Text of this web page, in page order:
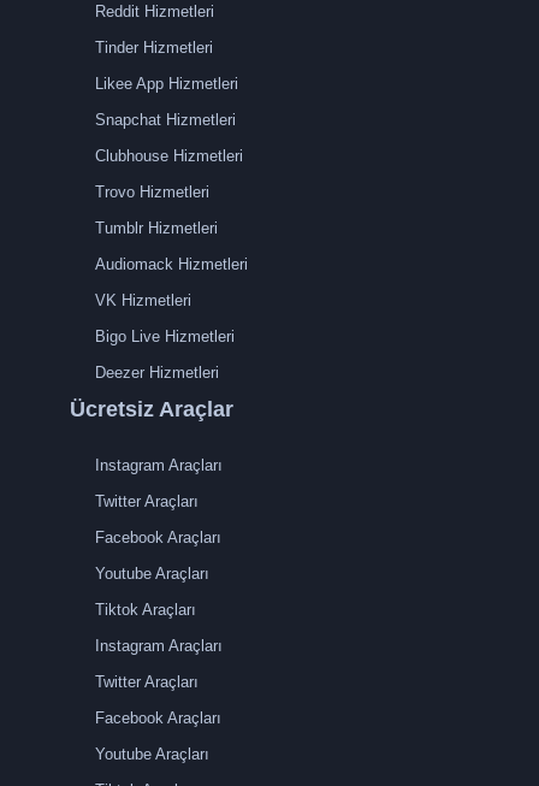
Reddit Hizmetleri
Tinder Hizmetleri
Likee App Hizmetleri
Snapchat Hizmetleri
Clubhouse Hizmetleri
Trovo Hizmetleri
Tumblr Hizmetleri
Audiomack Hizmetleri
VK Hizmetleri
Bigo Live Hizmetleri
Deezer Hizmetleri
Ücretsiz Araçlar
Instagram Araçları
Twitter Araçları
Facebook Araçları
Youtube Araçları
Tiktok Araçları
Instagram Araçları
Twitter Araçları
Facebook Araçları
Youtube Araçları